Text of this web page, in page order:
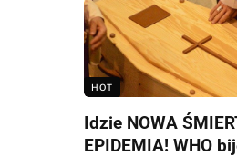
HOT
Idzie NOWA
EPIDEMIA! WHO